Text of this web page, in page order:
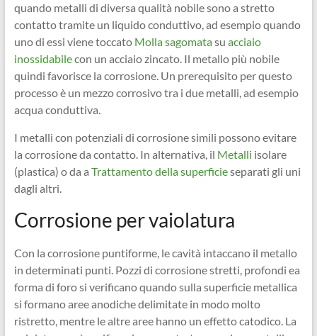
quando metalli di diversa qualità nobile sono a stretto
contatto tramite un liquido conduttivo, ad esempio quando
uno di essi viene toccatoMolla sagomatasu acciaio
inossidabilecon un acciaio zincato. Il metallo più nobile
quindi favorisce la corrosione. Un prerequisito per questo
processo è un mezzo corrosivo tra i due metalli, ad esempio
acqua conduttiva.
I metalli con potenziali di corrosione simili possono evitare
la corrosione da contatto. In alternativa, il Metalli isolare
(plastica) o da a Trattamento della superficieseparati gli uni
dagli altri.
Corrosione per vaiolatura
Con la corrosione puntiforme, le cavità intaccano il metallo
in determinati punti. Pozzi di corrosione stretti, profondi ea
forma di foro si verificano quando sulla superficie metallica
si formano aree anodiche delimitate in modo molto
ristretto, mentre le altre aree hanno un effetto catodico. La